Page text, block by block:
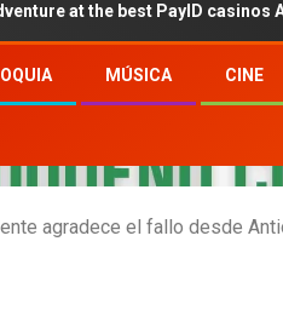
best PayID casinos Australia
MÚSICA CINE
agradece el fallo desde